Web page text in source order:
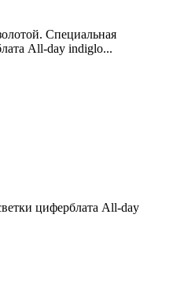
Специальная
All-day indiglo...
циферблата All-day